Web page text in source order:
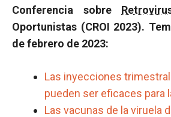
Conferencia sobre
Oportunistas (CROI 2023).
de febrero de 2023:
Las inyecciones
pueden ser eficaces para
Las vacunas de la viruela